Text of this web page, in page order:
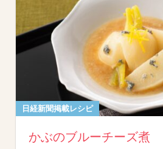
日経新聞掲載レシピ
かぶのブルーチーズ煮